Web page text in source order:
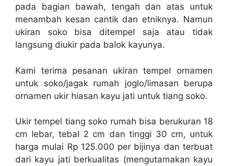
pada bagian bawah, tengah dan atas untuk
menambah kesan cantik dan etniknya. Namun
ukiran soko bisa ditempel saja atau tidak
langsung diukir pada balok kayunya.
Kami terima pesanan ukiran tempel ornamen
untuk soko/jagak rumah joglo/limasan berupa
ornamen ukir hiasan kayu jati untuk tiang soko.
Ukir tempel tiang soko rumah bisa berukuran 18
cm lebar, tebal 2 cm dan tinggi 30 cm, untuk
harga mulai Rp 125.000 per bijinya dan terbuat
dari kayu jati berkualitas (mengutamakan kayu